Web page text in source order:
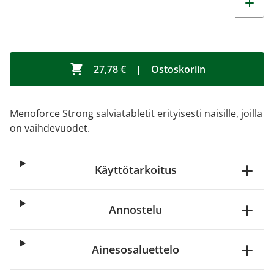
27,78 € | Ostoskoriin
Menoforce Strong salviatabletit erityisesti naisille, joilla
on vaihdevuodet.
Käyttötarkoitus
Annostelu
Ainesosaluettelo